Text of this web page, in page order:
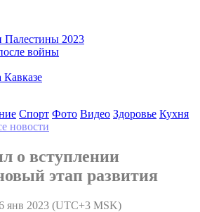
Палестины 2023
войны
Кавказе
Спорт Фото Видео Здоровье Кухня
новости
о вступлении
этап развития
янв 2023 (UTC+3 MSK)